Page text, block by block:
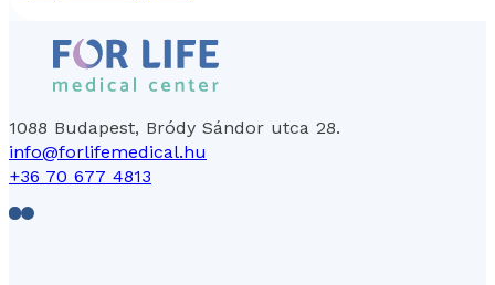
1088 Budapest, Bródy Sándor utca 28.
info@forlifemedical.hu
+36 70 677 4813
Follow us on Facebook
Follow us on LinkedIn